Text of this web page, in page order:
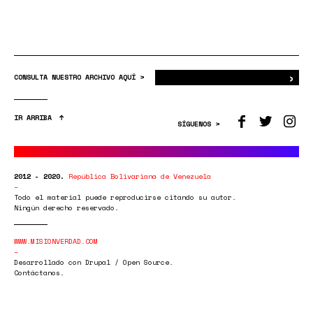
CONSULTA NUESTRO ARCHIVO AQUÍ > ›
IR ARRIBA
SÍGUENOS >
2012 - 2020. República Bolivariana de Venezuela
Todo el material puede reproducirse citando su autor.
Ningún derecho reservado.
WWW.MISIONVERDAD.COM
Desarrollado con Drupal / Open Source.
Contáctanos.